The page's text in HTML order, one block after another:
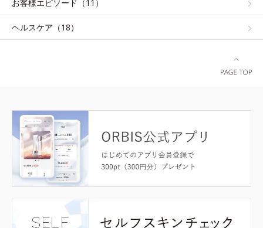
お客様エピソード（11）
ヘルスケア（18）